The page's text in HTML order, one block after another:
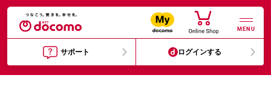
MENU
サポート ログインする